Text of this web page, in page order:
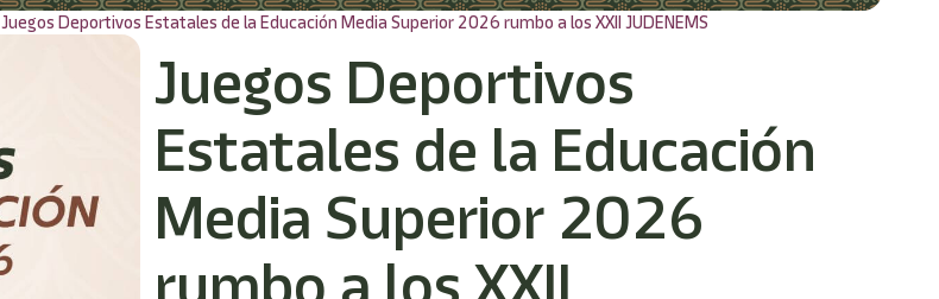
Juegos Deportivos Estatales de la Educación Media Superior 2026 rumbo a los XXII JUDENEMS
Juegos Deportivos
Estatales de la Educación
Media Superior 2026